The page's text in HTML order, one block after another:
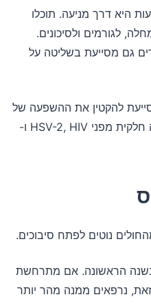
היא דרך מניעה. תוכלו
לגורמים ולסיכונים.
גם מסייעת בשליטה על
להקטין את ההשפעה של
העברת HSV. היא מספקת הגנה חלקית מפני HSV-2, HIV ו-
נוטים לפתח סיבוכים.
הראשונה. אם מתרחשת
זאת, נרפאים ממנה מהר יותר